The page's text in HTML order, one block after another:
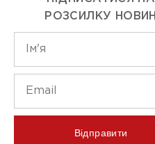
РОЗСИЛКУ НОВИН
Відправити